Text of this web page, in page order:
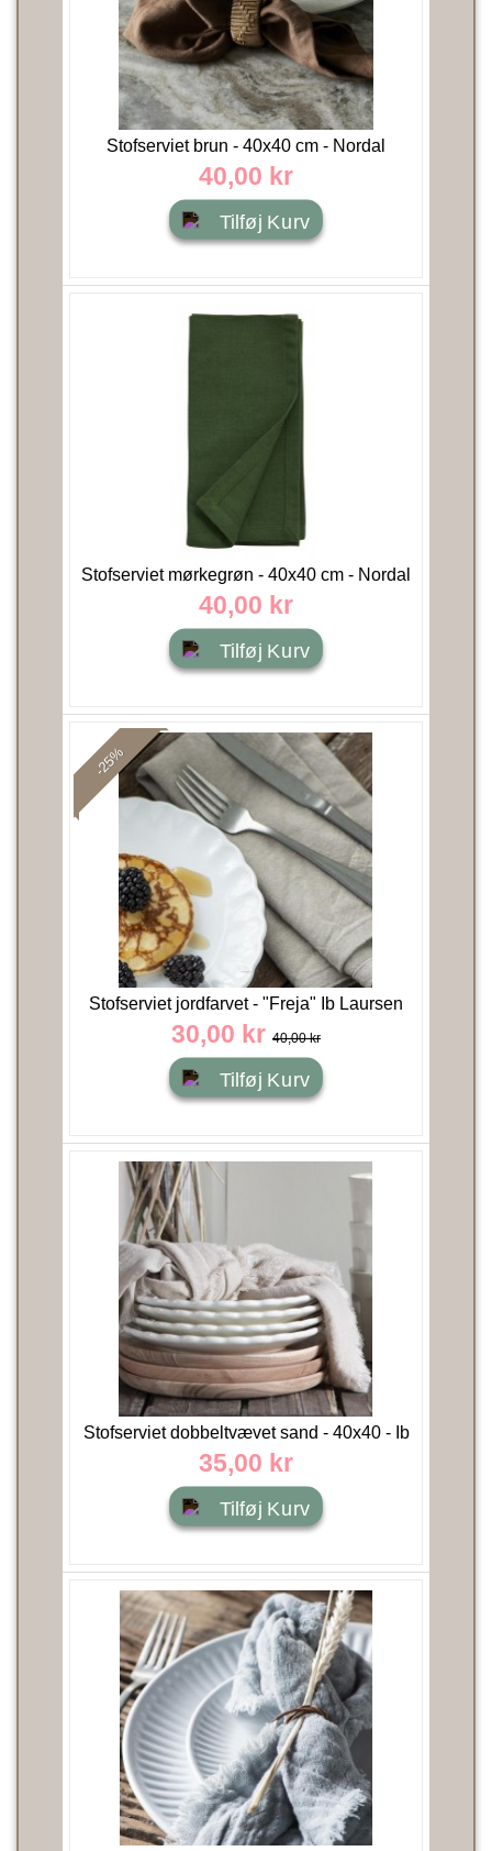
Stofserviet brun - 40x40 cm - Nordal
40,00 kr
Tilføj Kurv
Stofserviet mørkegrøn - 40x40 cm - Nordal
40,00 kr
Tilføj Kurv
-25%
Stofserviet jordfarvet - "Freja" Ib Laursen
30,00 kr 40,00 kr
Tilføj Kurv
Stofserviet dobbeltvævet sand - 40x40 - Ib
Laursen
35,00 kr
Tilføj Kurv